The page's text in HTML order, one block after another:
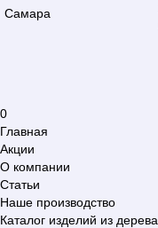
Самара
0
Главная
Акции
О компании
Статьи
Наше производство
Каталог изделий из дерева